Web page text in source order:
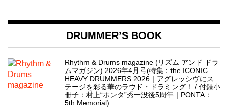
DRUMMER’S BOOK
Rhythm & Drums magazine (リズム アンド ドラ
ムマガジン) 2026年4月号(特集：the ICONIC
HEAVY DRUMMERS 2026｜アグレッシヴにス
テージを彩る華のラウド・ドラミング！ / 付録小
冊子：村上“ポンタ”秀一没後5周年｜PONTA：
5th Memorial)